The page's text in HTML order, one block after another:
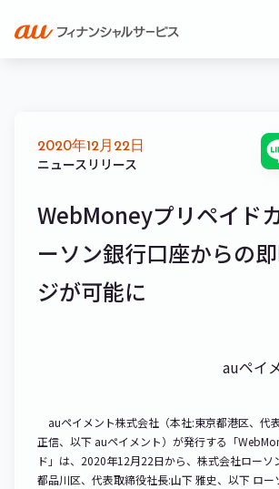
2020年12月22日
ニュースリリース
WebMoneyプリペイド
ーソン銀行口座からの
ジが可能に
auペイ
auペイメント株式会社（本社:東京都港区、代
正信、以下 auペイメント）が発行する「
ド」は、2020年12月22日から、株式会社ローソ
都品川区、代表取締役社長:山下 雅史、以下 ロー